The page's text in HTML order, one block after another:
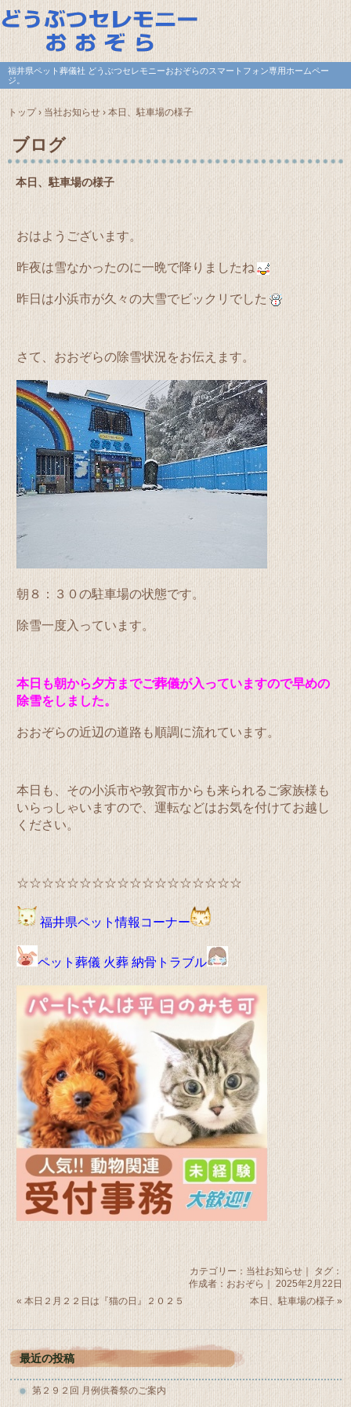
福井県ペット葬儀社 どうぶつセレモニーおおぞらのスマートフォン専用ホームペー
ジ。
トップ› 当社お知らせ › 本日、駐車場の様子
ブログ
本日、駐車場の様子
おはようございます。
昨夜は雪なかったのに一晩で降りましたね
昨日は小浜市が久々の大雪でビックリでした
さて、おおぞらの除雪状況をお伝えます。
朝８：３０の駐車場の状態です。
除雪一度入っています。
本日も朝から夕方までご葬儀が入っていますので早めの
除雪をしました。
おおぞらの近辺の道路も順調に流れています。
本日も、その小浜市や敦賀市からも来られるご家族様も
いらっしゃいますので、運転などはお気を付けてお越し
ください。
☆☆☆☆☆☆☆☆☆☆☆☆☆☆☆☆☆☆
福井県ペット情報コーナー
ペット葬儀 火葬 納骨トラブル
カテゴリー： 当社お知らせ｜ タグ：
作成者：おおぞら｜ 2025年2月22日
«本日２月２２日は『猫の日』２０２５ 本日、駐車場の様子»
最近の投稿
第２９２回 月例供養祭のご案内